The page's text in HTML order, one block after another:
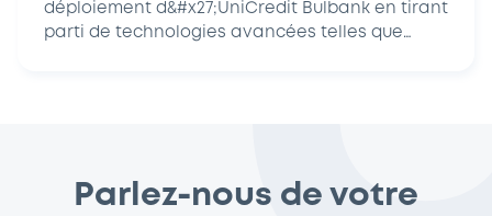
d&#x27;UniCredit Bulbank
déploiement d&#x27;UniCredit Bulbank en tirant
parti de technologies avancées telles que
Parlez-nous de votre